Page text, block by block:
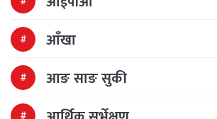
आँखा
आङ साङ सुकी